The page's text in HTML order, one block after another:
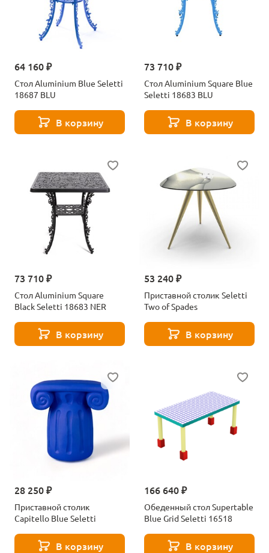
64 160 ₽
Стол Aluminium Blue Seletti
18687 BLU
В корзину
73 710 ₽
Стол Aluminium Square Blue
Seletti 18683 BLU
В корзину
73 710 ₽
Стол Aluminium Square
Black Seletti 18683 NER
В корзину
53 240 ₽
Приставной столик Seletti
Two of Spades
В корзину
28 250 ₽
Приставной столик
Capitello Blue Seletti
В корзину
166 640 ₽
Обеденный стол Supertable
Blue Grid Seletti 16518
В корзину